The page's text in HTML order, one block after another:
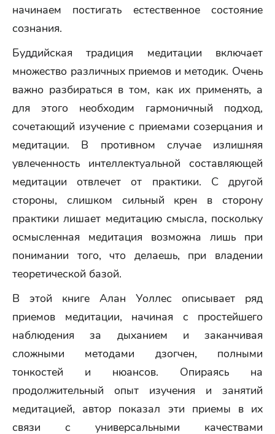
начинаем постигать естественное состояние
сознания.
Буддийская традиция медитации включает
множество различных приемов и методик. Очень
важно разбираться в том, как их применять, а
для этого необходим гармоничный подход,
сочетающий изучение с приемами созерцания и
медитации. В противном случае излишняя
увлеченность интеллектуальной составляющей
медитации отвлечет от практики. С другой
стороны, слишком сильный крен в сторону
практики лишает медитацию смысла, поскольку
осмысленная медитация возможна лишь при
понимании того, что делаешь, при владении
теоретической базой.
В этой книге Алан Уоллес описывает ряд
приемов медитации, начиная с простейшего
наблюдения за дыханием и заканчивая
сложными методами дзогчен, полными
тонкостей и нюансов. Опираясь на
продолжительный опыт изучения и занятий
медитацией, автор показал эти приемы в их
связи с универсальными качествами